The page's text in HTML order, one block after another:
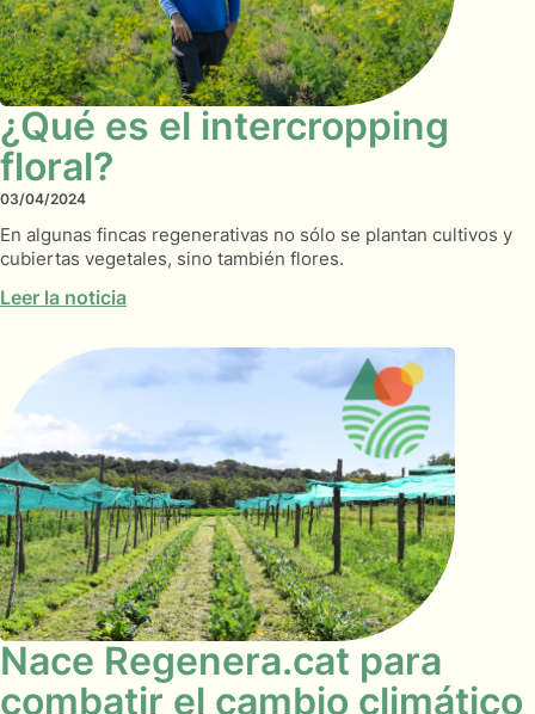
¿Qué es el intercropping
floral?
03/04/2024
En algunas fincas regenerativas no sólo se plantan cultivos y
cubiertas vegetales, sino también flores.
Leer la noticia
Nace Regenera.cat para
combatir el cambio climático